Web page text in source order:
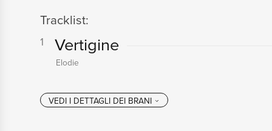
Tracklist:
1 Vertigine
Elodie